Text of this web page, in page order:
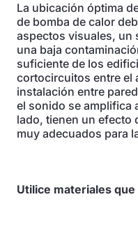
La ubicación óptima
de bomba de calor
aspectos visuales, un
una baja
suficiente de los
cortocircuitos entre el
instalación entre
el sonido se amplifica
lado, tienen un efecto
muy adecuados para
Utilice materiales